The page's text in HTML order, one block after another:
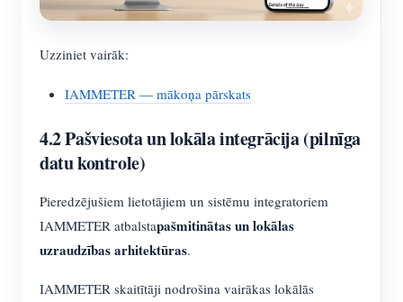
Uzziniet vairāk:
IAMMETER — mākoņa pārskats
4.2 Pašviesota un lokāla integrācija (pilnīga
datu kontrole)
Pieredzējušiem lietotājiem un sistēmu integratoriem
IAMMETER atbalstapašmitinātas un lokālas
uzraudzības arhitektūras.
IAMMETER skaitītāji nodrošina vairākas lokālās